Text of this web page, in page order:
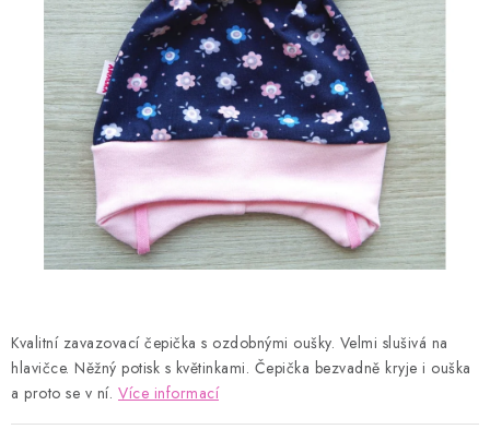
KONTAKTY
HODNOCENÍ OBCHODU
Kontakty Proč AMÁLKA?
Doprava a platba
Tabulka velikostí
Postup pro vrácení a výměnu
Velkoobchod
Obchodní podmínky
Podmínky ochrany osobních údajů
Blog
Kvalitní zavazovací čepička s ozdobnými oušky. Velmi slušivá na
hlavičce. Něžný potisk s květinkami. Čepička bezvadně kryje i ouška
a proto se v ní. Více informací